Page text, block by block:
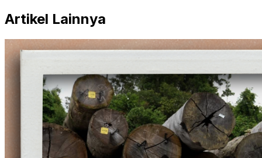
Artikel Lainnya